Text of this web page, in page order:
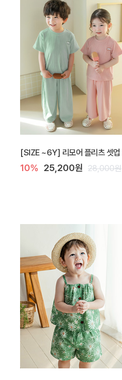
[SIZE ~6Y] 리모어 플리츠 셋업
10% 25,200원 28,000원